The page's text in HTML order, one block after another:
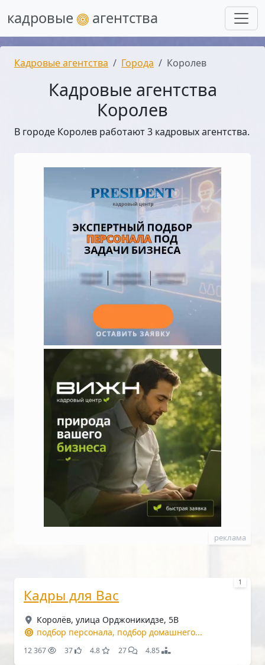
кадровые агентства
Кадровые агентства Города Королев
Кадровые агентства
Королев
В городе Королев работают 3 кадровых агентства.
реклама
1
Кадры для Вас
Королёв, улица Орджоникидзе, 5В
подбор персонала, подбор домашнего...
12 367 37 4.8 27 4.85